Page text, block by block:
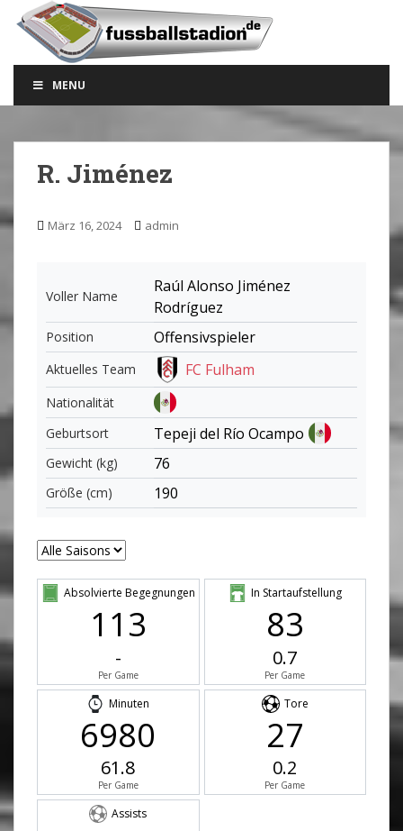
c
MENU
R. Jiménez
März 16, 2024 admin
Voller Name
Raúl Alonso Jiménez
Rodríguez
Position Offensivspieler
Aktuelles Team FC Fulham
Nationalität
Geburtsort
Tepeji del Río Ocampo
Gewicht (kg) 76
Größe (cm) 190
Absolvierte Begegnungen
113
-
Per Game
In Startaufstellung
83
0.7
Per Game
Minuten
6980
61.8
Per Game
Tore
27
0.2
Per Game
Assists